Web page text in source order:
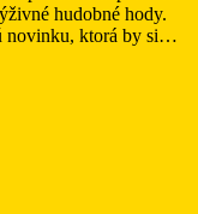
hudobné hody.
novinku, ktorá by si…